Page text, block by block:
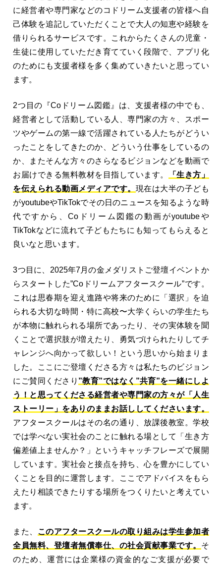
に経営者や専門家などのコドリーム支援者の皆様へ自
己体験を追記していただくことで大人の知恵や経験を
借りられるサービスです。これからたくさんの児童・
生徒に使用していただき育てていく段階で、アプリ化
のためにも支援者様を多く集めていきたいと思ってい
ます。
2つ目の『Coドリーム図鑑』は、支援者様の中でも、
経営者として活動している人、専門家の方々、スポー
ツやゲームの第一線で活躍されている人たちがどうい
ったことをしてきたのか、どういう仕事をしているの
か、またそんな方々のさらなるビジョンなどを動画で
お届けできる無料教材を目指しています。
「生き方」
を伝えられる動画メディアです。 現在は大半の子ども
がyoutubeやTikTokでその日のニュースを知るような時
代ですから、Coドリーム図鑑の動画がyoutubeや
TikTokなどに流れて子どもたちにも知ってもらえると
良いなと思います。
3つ目に、2025年7月の金メダリストご登壇イベントか
らスタートした”Coドリームアフタースクール”です。
これは思春期を迎え進路や将来のために「選択」を迫
られる大切な時間・特に高校〜大学くらいの学生たち
が本物に触れられる場所であったり、その実体験を聞
くことで選択肢が増えたり、勇気づけられたりしてチ
ャレンジへ向かって欲しい！という思いから始まりま
した。ここにご登壇くださる方々は私たちのビジョン
にご賛同くださり ”教育”ではなく”共育”を一緒にしよ
う！と思ってくださる経営者や専門家の方々が「人生
ストーリー」をありのままお話ししてくださいます。
アフタースクールはその名の通り、放課後教室。学校
では学べない実社会のことに触れる場として「生き方
偏差値上ませんか？」というキャッチフレーズで展開
しています。実社会と接点を持ち、心を豊かにしてい
くことを目的に運営します。ここでアドバイスをもら
えたり相談できたりする場所をつくりたいと考えてい
ます。
また、 このアフタースクールの取り組みは学生参加者
全員無料、登壇者無償奉仕、の社会貢献事業です。 そ
のため、運営には企業様の資金的なご支援が必要で